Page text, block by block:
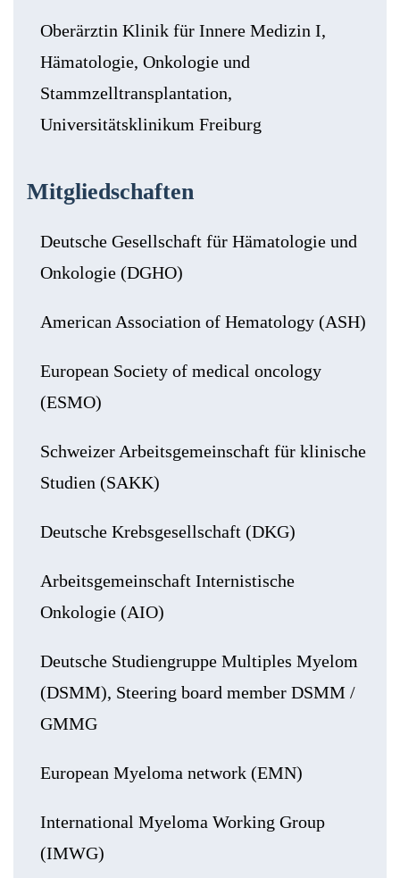
Oberärztin Klinik für Innere Medizin I,
Hämatologie, Onkologie und
Stammzelltransplantation,
Universitätsklinikum Freiburg
Mitgliedschaften
Deutsche Gesellschaft für Hämatologie und
Onkologie (DGHO)
American Association of Hematology (ASH)
European Society of medical oncology
(ESMO)
Schweizer Arbeitsgemeinschaft für klinische
Studien (SAKK)
Deutsche Krebsgesellschaft (DKG)
Arbeitsgemeinschaft Internistische
Onkologie (AIO)
Deutsche Studiengruppe Multiples Myelom
(DSMM), Steering board member DSMM /
GMMG
European Myeloma network (EMN)
International Myeloma Working Group
(IMWG)